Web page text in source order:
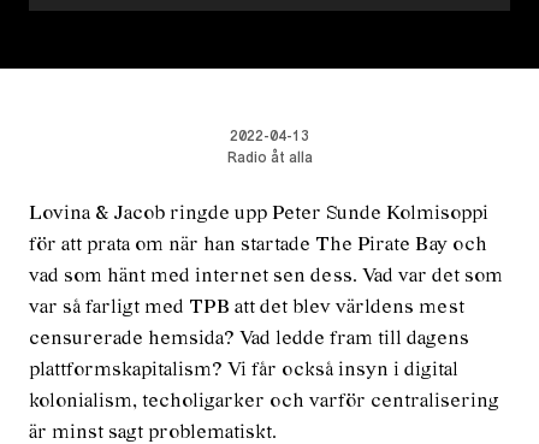
2022-04-13
Radio åt alla
Lovina & Jacob ringde upp Peter Sunde Kolmisoppi
för att prata om när han startade The Pirate Bay och
vad som hänt med internet sen dess. Vad var det som
var så farligt med TPB att det blev världens mest
censurerade hemsida? Vad ledde fram till dagens
plattformskapitalism? Vi får också insyn i digital
kolonialism, techoligarker och varför centralisering
är minst sagt problematiskt.